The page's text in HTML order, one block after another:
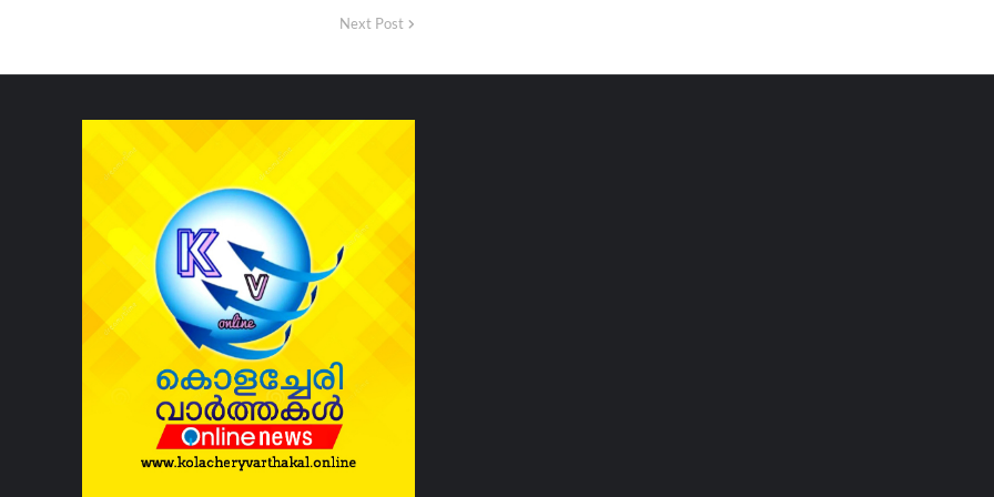
Next Post